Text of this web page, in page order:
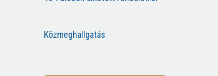
Közmeghallgatás